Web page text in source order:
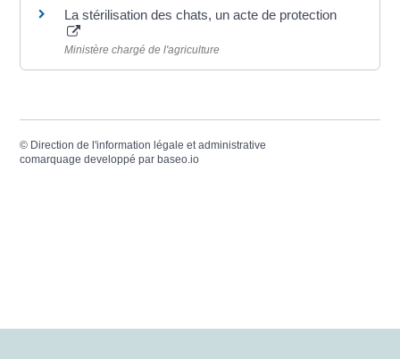
La stérilisation des chats, un acte de protection
Ministère chargé de l'agriculture
© Direction de l'information légale et administrative
comarquage developpé par baseo.io